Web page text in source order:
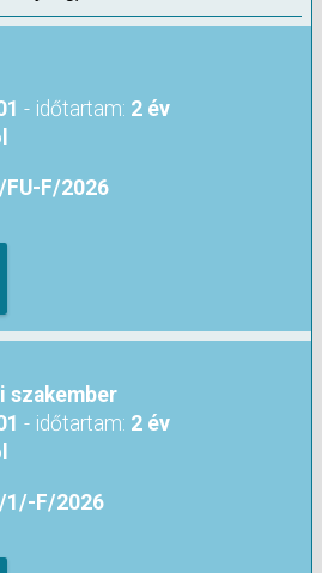
- időtartam: 2 év
F/2026
szakember
- időtartam: 2 év
1/-F/2026